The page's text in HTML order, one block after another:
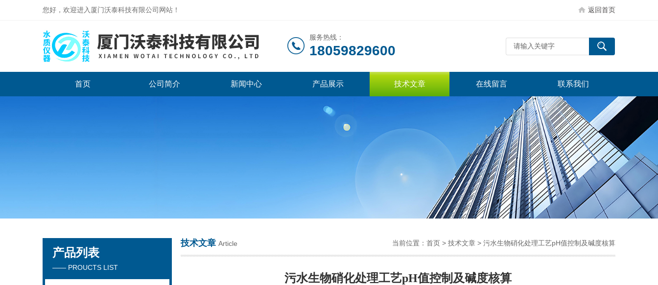
您好，欢迎进入厦门沃泰科技有限公司网站！ 返回首页
厦门沃泰科技有限公司
服务热线：
18059829600
首页 公司简介 新闻中心 产品展示 技术文章 在线留言 联系我们
产品列表
—— PROUCTS LIST
技术文章 Article 当前位置： 首页 > 技术文章 > 污水生物硝化处理工艺pH值控制及碱度核算
污水生物硝化处理工艺pH值控制及碱度核算